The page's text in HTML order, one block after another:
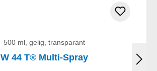
500 ml, gelig, transparant
W 44 T® Multi-Spray